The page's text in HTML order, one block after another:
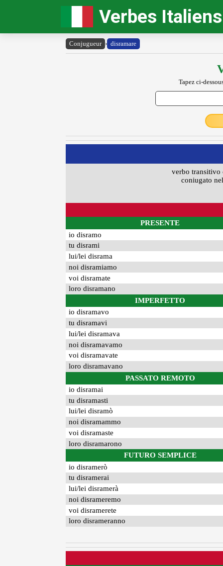
Verbes Italiens
Conjugueur › disramare
Tapez ci-
verbo transitivo
coniugato
PRESENTE
io disramo
tu disrami
lui/lei disrama
noi disramiamo
voi disramate
loro disramano
IMPERFETTO
io disramavo
tu disramavi
lui/lei disramava
noi disramavamo
voi disramavate
loro disramavano
PASSATO REMOTO
io disramai
tu disramasti
lui/lei disramò
noi disramammo
voi disramaste
loro disramarono
FUTURO SEMPLICE
io disramerò
tu disramerai
lui/lei disramerà
noi disrameremo
voi disramerete
loro disrameranno